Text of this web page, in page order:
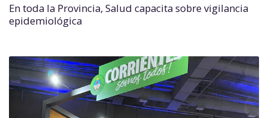
En toda la Provincia, Salud capacita sobre vigilancia
epidemiológica